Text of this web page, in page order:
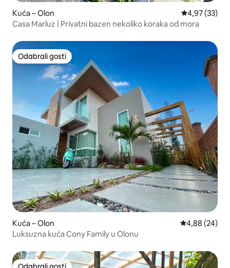
Kuća – Olon Prosječna
4,97 (33)
Casa Marluz | Privatni bazen nekoliko koraka od mora
Odabrali gosti
Odabrali gosti
Kuća – Olon Prosječna
4,88 (24)
Luksuzna kuća Cony Family u Olonu